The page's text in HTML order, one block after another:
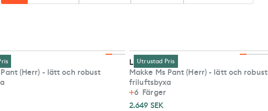
(Herr) - lätt och robust
Utrustad Pris
Lundhags
Makke Ms Pant (Herr) - lätt och robust
friluftsbyxa
6 Färger
2.649 SEK